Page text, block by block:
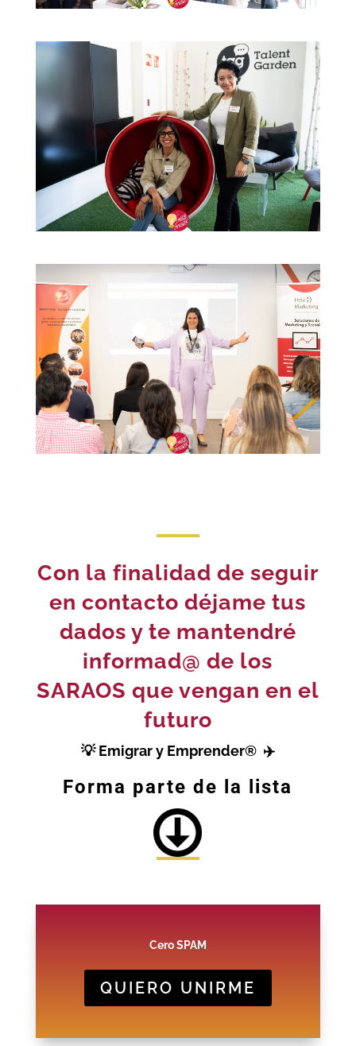
Con la finalidad de seguir
en contacto déjame tus
dados y te mantendré
informad@ de los
SARAOS que vengan en el
futuro
💡Emigrar y Emprender® ✈️
Forma parte de la lista
Cero SPAM
QUIERO UNIRME